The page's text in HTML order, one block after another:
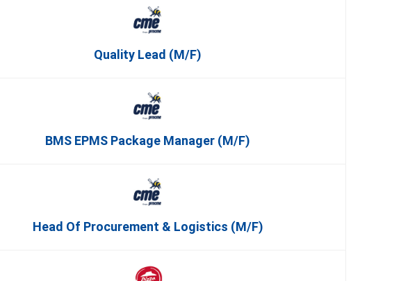
Quality Lead (m/f)
BMS EPMS Package Manager (m/f)
Head Of Procurement & Logistics (m/f)